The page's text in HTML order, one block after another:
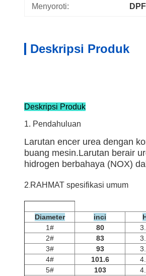
Menyoroti:
Deskripsi Produk
Deskripsi Produk
1. Pendahuluan
Larutan encer urea dengan
buang mesin.Larutan berair
hidrogen berbahaya (NOX)
2.RAHMAT spesifikasi umum
Diameter inci
1#
80
2#
83
3#
93
4#
101.6
5#
103